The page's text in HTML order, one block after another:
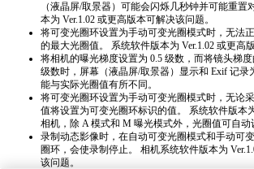
（液晶屏/取景器）可能会闪烁几秒钟并可能重置
本为 Ver.1.02 或更高版本可解决该问题。
将可变光圈环设置为手动可变光圈模式时，无法
的最大光圈值。 系统软件版本为 Ver.1.02 或更高
将相机的曝光梯度设置为 0.5 级数，而将镜头梯
级数时，屏幕（液晶屏/取景器）显示和 Exif 记录
能与实际光圈值有所不同。
将可变光圈环设置为手动可变光圈模式时，无论
值将设置为可变光圈环标识的值。 系统软件版本
相机，除 A 模式和 M 曝光模式外，光圈值可自动
录制动态影像时，在自动可变光圈模式和手动可
圈环，会使录制停止。 相机系统软件版本为
该问题。